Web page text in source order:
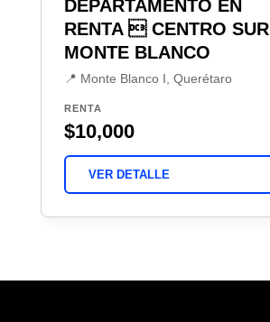
DEPARTAMENTO EN
RENTA  CENTRO SUR
MONTE BLANCO
📍 Monte Blanco I, Querétaro
RENTA
$10,000
VER DETALLE